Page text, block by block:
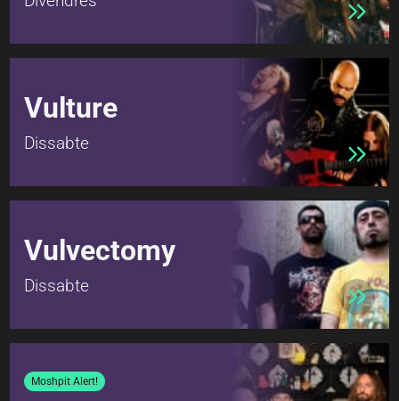
Vulture
Dissabte
Vulvectomy
Dissabte
Moshpit Alert!